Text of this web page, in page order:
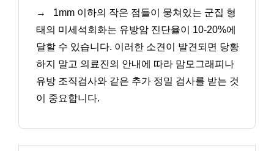
→
1mm 이하의 작은 점들이 뭉쳐있는 군집 형
태의 미세석회화는 유방암 진단율이 10-20%에
달할 수 있습니다. 이러한 소견이 발견되면 당황
하지 말고 의료진의 안내에 따라 맘모그래피나
유방 조직검사와 같은 추가 정밀 검사를 받는 것
이 중요합니다.